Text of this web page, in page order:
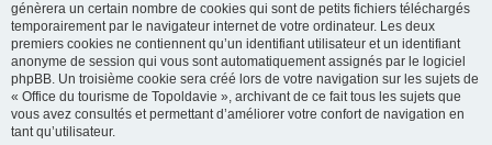
génèrera un certain nombre de cookies qui sont de petits fichiers téléchargés
temporairement par le navigateur internet de votre ordinateur. Les deux
premiers cookies ne contiennent qu’un identifiant utilisateur et un identifiant
anonyme de session qui vous sont automatiquement assignés par le logiciel
phpBB. Un troisième cookie sera créé lors de votre navigation sur les sujets de
« Office du tourisme de Topoldavie », archivant de ce fait tous les sujets que
vous avez consultés et permettant d’améliorer votre confort de navigation en
tant qu’utilisateur.